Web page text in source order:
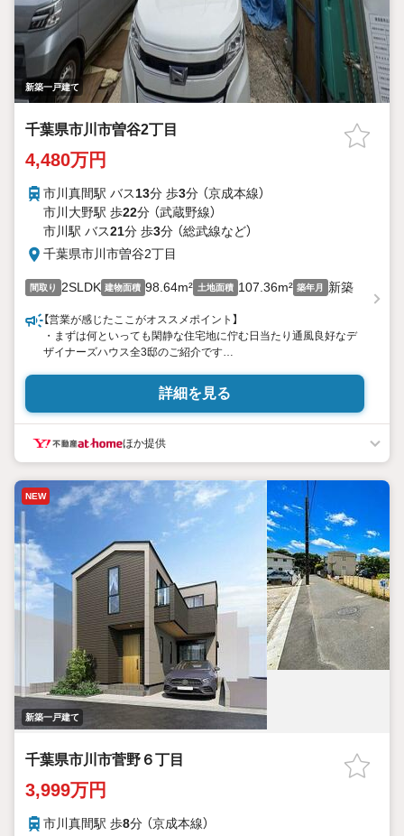
新築一戸建て
千葉県市川市曽谷2丁目
4,480万円
市川真間駅 バス13分 歩3分 （京成本線）
市川大野駅 歩22分 （武蔵野線）
市川駅 バス21分 歩3分 （総武線など）
千葉県市川市曽谷2丁目
間取り 2SLDK 建物面積 98.64m² 土地面積 107.36m² 築年月 新築
【営業が感じたここがオススメポイント】
・まずは何といっても閑静な住宅地に佇む日当たり通風良好なデ
ザイナーズハウス全3邸のご紹介です
やコンビニが点在する生活に便利な立地
・いつでも現地やモデルハウスまでご案内いたします
・ショールームにてプレゼンテーションをお受けいただけます
・玄関を開けると広々ホールが気持ちいい空間＋うれしい収納付
き
・各お部屋の広さは十分に確保しており、収納スペースは充実
・リビングフロアは全棟17帖以上の家具の配置がしやすい広々空
間＋リビング上部高天井採用で開放感アップ
・食洗器付きシステムキッチンや浴室乾燥機など住宅設備は充実
・お車大好きな方ご注目！並列駐車2台可能です
・月10万円台のお支払いで車庫2台付き4LDK新築戸建てにお住ま
いいただけます
【生活環境良好な住環境】
充実した子育て・生活環境 を両立する人気の街です。家賃や物件
価格を抑えつつ 、駅前の商業施設や江戸川の豊かな自然環境 を享
受できます
詳細を見る
ほか提供
NEW
新築一戸建て
千葉県市川市菅野６丁目
3,999万円
市川真間駅 歩8分 （京成本線）